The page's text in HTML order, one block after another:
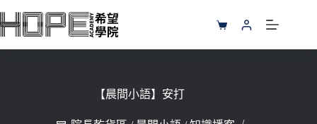
至
購
物
【晨間小語】安打